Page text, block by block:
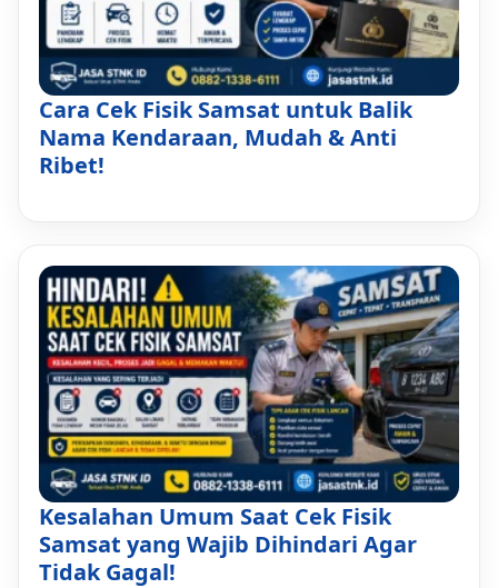
Cara Cek Fisik Samsat untuk Balik
Nama Kendaraan, Mudah & Anti
Ribet!
Kesalahan Umum Saat Cek Fisik
Samsat yang Wajib Dihindari Agar
Tidak Gagal!